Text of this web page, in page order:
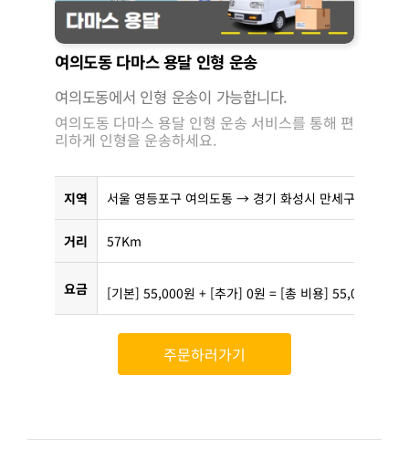
여의도동 다마스 용달 인형 운송
여의도동에서 인형 운송이 가능합니다.
여의도동 다마스 용달 인형 운송 서비스를 통해 편
리하게 인형을 운송하세요.
지역 서울 영등포구 여의도동 → 경기 화성시 만세구 남양읍
거리 57Km
요금 [기본] 55,000원 + [추가] 0원 = [총 비용] 55,000원
주문하러가기